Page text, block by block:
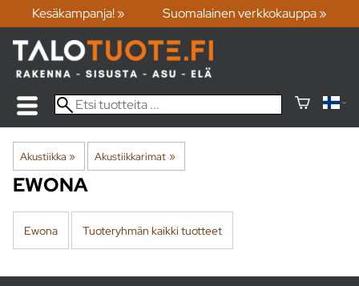
Kesäkampanja! » Suomalainen verkkokauppa »
Akustiikka ‪» Akustiikkarimat ‪»
EWONA
Ewona Tuoteryhmän kaikki tuotteet